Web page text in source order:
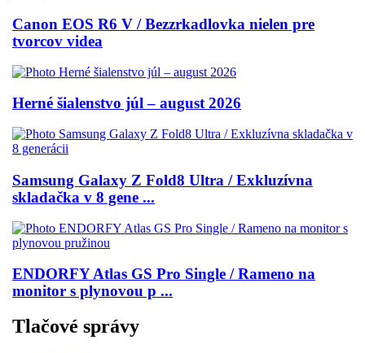
Canon EOS R6 V / Bezzrkadlovka nielen pre
tvorcov videa
Herné šialenstvo júl – august 2026
Samsung Galaxy Z Fold8 Ultra / Exkluzívna
skladačka v 8 gene ...
ENDORFY Atlas GS Pro Single / Rameno na
monitor s plynovou p ...
Tlačové správy